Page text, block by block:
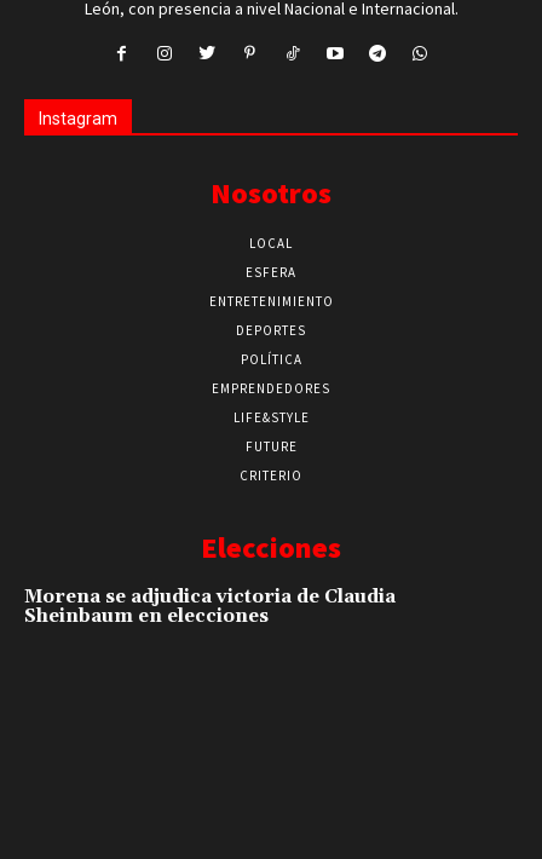
León, con presencia a nivel Nacional e Internacional.
Instagram
Nosotros
LOCAL
ESFERA
ENTRETENIMIENTO
DEPORTES
POLÍTICA
EMPRENDEDORES
LIFE&STYLE
FUTURE
CRITERIO
Elecciones
Morena se adjudica victoria de Claudia
Sheinbaum en elecciones